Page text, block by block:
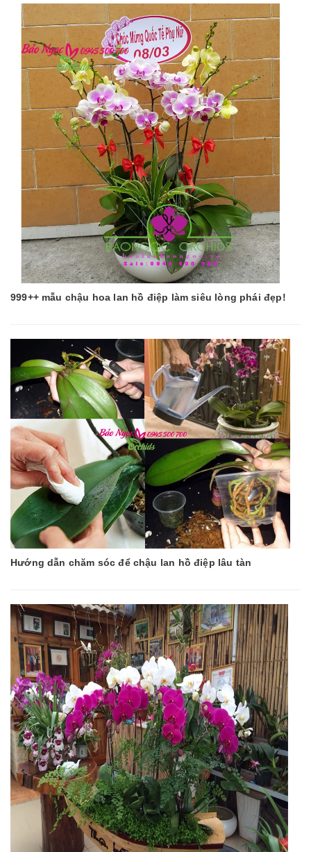
999++ mẫu chậu hoa lan hồ điệp làm siêu lòng phái đẹp!
Hướng dẫn chăm sóc để chậu lan hồ điệp lâu tàn